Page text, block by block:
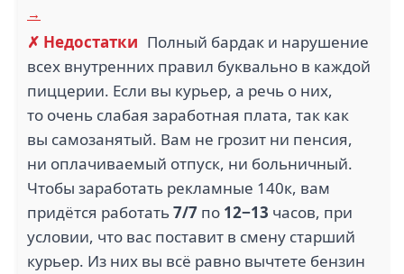
→
✗ Недостатки Полный бардак и нарушение
всех внутренних правил буквально в каждой
пиццерии. Если вы курьер, а речь о них,
то очень слабая заработная плата, так как
вы самозанятый. Вам не грозит ни пенсия,
ни оплачиваемый отпуск, ни больничный.
Чтобы заработать рекламные 140к, вам
придётся работать7/7 по 12−13 часов, при
условии, что вас поставит в смену старший
курьер. Из них вы всё равно вычтете бензин